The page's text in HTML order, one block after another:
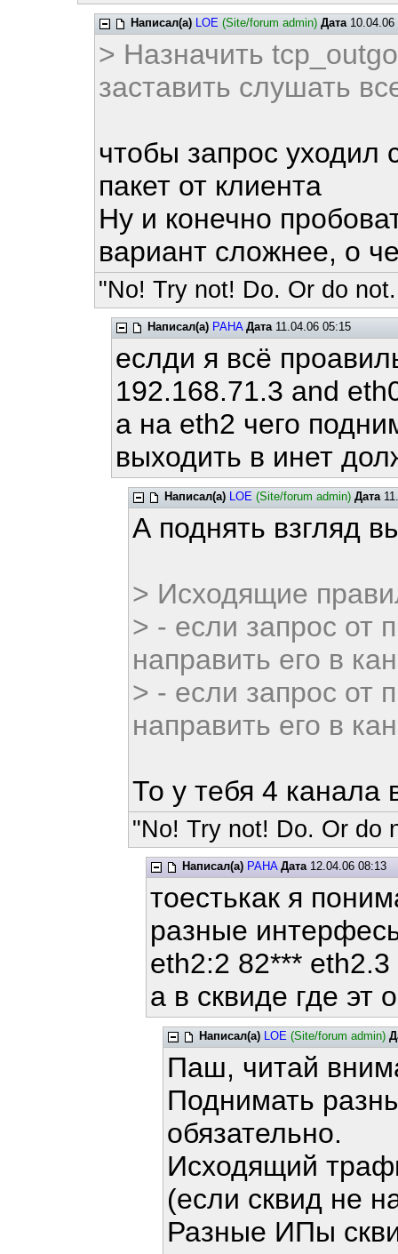
Написал(а) LOE (Site/forum admin) Дата10.04.06
> Назначить
заставить слушать
чтобы запрос уходил
пакет от клиента
Ну и конечно
вариант сложнее, о
"No! Try not! Do. Or do
Написал(а) PAHA Дата11.04.06 05:15
еслди я всё
192.168.71.3 and
а на eth2 чего
выходить в инет
Написал(а) LOE (Site/forum admin) Дата
А поднять взгляд
> Исходящие
> - если запрос от
направить его в
> - если запрос от
направить его в
То у тебя 4 канала
"No! Try not! Do. Or do
Написал(а) PAHA Дата12.04.06 08:13
тоестькак я
разные
eth2:2 82*** eth2.3
а в сквиде где эт
Написал(а) LOE (Site/forum admin)
Паш, читай
Поднимать
обязательно.
Исходящий
(если сквид не
Разные ИПы